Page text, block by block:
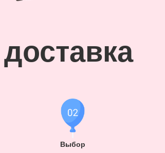
доставка
Выбор